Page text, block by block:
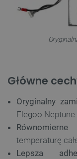
Główne
Oryginalny
Elegoo Neptune
Równomierne
temperaturę
Lepsza